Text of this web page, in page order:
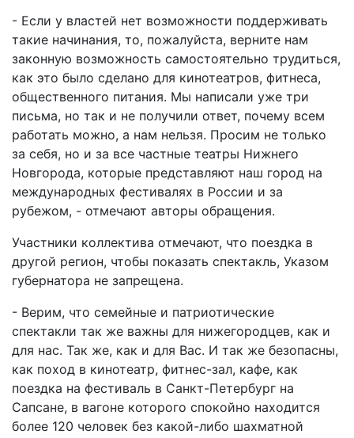
- Если у властей нет возможности поддерживать
такие начинания, то, пожалуйста, верните нам
законную возможность самостоятельно трудиться,
как это было сделано для кинотеатров, фитнеса,
общественного питания. Мы написали уже три
письма, но так и не получили ответ, почему всем
работать можно, а нам нельзя. Просим не только
за себя, но и за все частные театры Нижнего
Новгорода, которые представляют наш город на
международных фестивалях в России и за
рубежом, - отмечают авторы обращения.
Участники коллектива отмечают, что поездка в
другой регион, чтобы показать спектакль, Указом
губернатора не запрещена.
- Верим, что семейные и патриотические
спектакли так же важны для нижегородцев, как и
для нас. Так же, как и для Вас. И так же безопасны,
как поход в кинотеатр, фитнес-зал, кафе, как
поездка на фестиваль в Санкт-Петербург на
Сапсане, в вагоне которого спокойно находится
более 120 человек без какой-либо шахматной